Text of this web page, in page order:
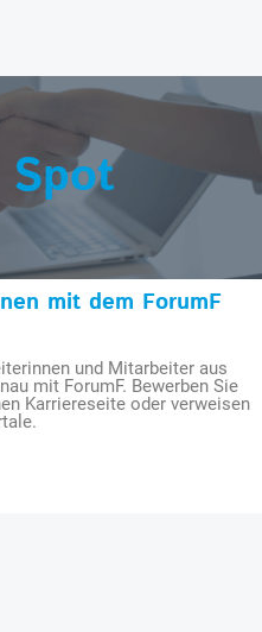
Spot
mit dem ForumF
und Mitarbeiter aus
mit ForumF. Bewerben Sie
Karriereseite oder verweisen